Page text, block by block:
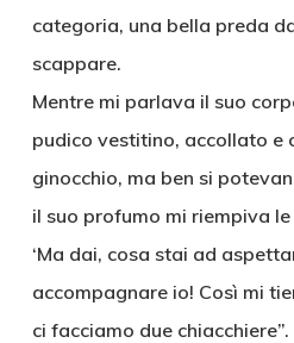
categoria, una bella preda
scappare.
Mentre mi parlava il suo
pudico vestitino, accollato e
ginocchio, ma ben si
il suo profumo mi riempiva le
‘Ma dai, cosa stai ad
accompagnare io! Così mi
ci facciamo due chiacchiere”.